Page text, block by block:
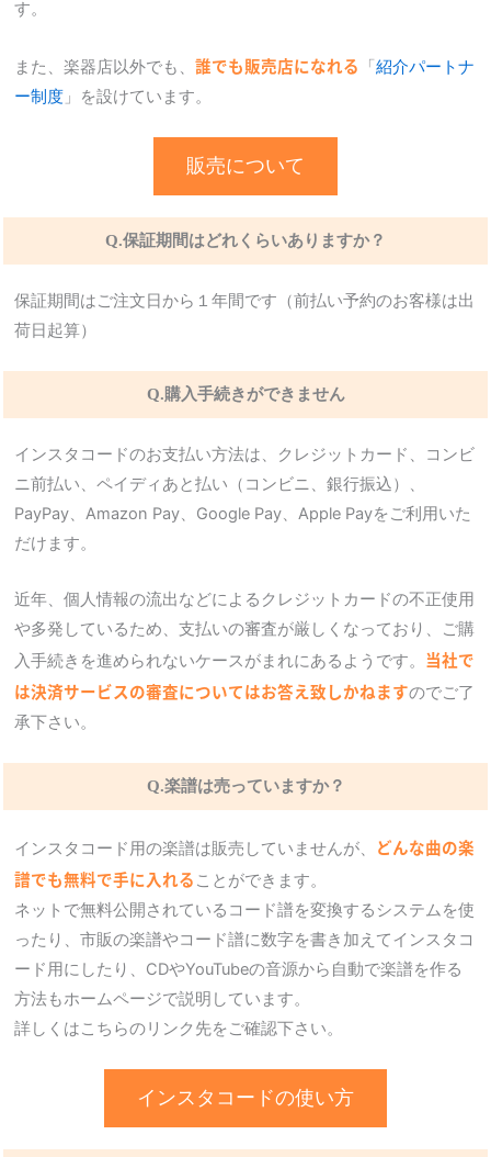
す。
また、楽器店以外でも、 誰でも販売店になれる 「紹介パートナ
ー制度 」を設けています。
販売について
Q.保証期間はどれくらいありますか？
保証期間はご注文日から１年間です（前払い予約のお客様は出
荷日起算）
Q.購入手続きができません
インスタコードのお支払い方法は、クレジットカード、コンビ
ニ前払い、ペイディあと払い（コンビニ、銀行振込）、
PayPay、Amazon Pay、Google Pay、Apple Payをご利用いた
だけます。
近年、個人情報の流出などによるクレジットカードの不正使用
や多発しているため、支払いの審査が厳しくなっており、ご購
入手続きを進められないケースがまれにあるようです。 当社で
は決済サービスの審査についてはお答え致しかねますのでご了
承下さい。
Q.楽譜は売っていますか？
インスタコード用の楽譜は販売していませんが、
どんな曲の楽
譜でも無料で手に入れる ことができます。
ネットで無料公開されているコード譜を変換するシステムを使
ったり、市販の楽譜やコード譜に数字を書き加えてインスタコ
ード用にしたり、CDやYouTubeの音源から自動で楽譜を作る
方法もホームページで説明しています。
詳しくはこちらのリンク先をご確認下さい。
インスタコードの使い方